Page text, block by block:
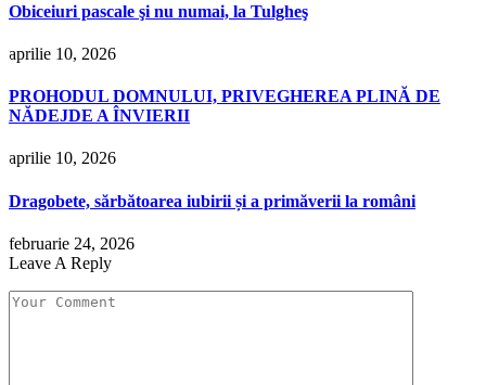
Obiceiuri pascale şi nu numai, la Tulgheş
aprilie 10, 2026
PROHODUL DOMNULUI, PRIVEGHEREA PLINĂ DE
NĂDEJDE A ÎNVIERII
aprilie 10, 2026
Dragobete, sărbătoarea iubirii și a primăverii la români
februarie 24, 2026
Leave A Reply